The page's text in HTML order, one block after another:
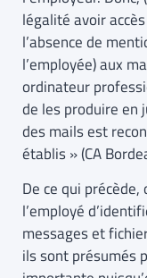
légalité avoir
l’absence de
l’employée) aux
ordinateur
de les produire en
des mails est
établis » (CA
De ce qui
l’employé
messages et
ils sont présumés